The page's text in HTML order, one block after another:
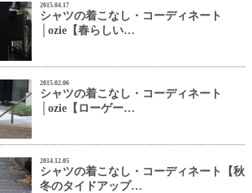
2015.04.17
シャツの着こなし・コーディネート
│ozie【春らしい…
2015.02.06
シャツの着こなし・コーディネート
│ozie【ローゲー…
2014.12.05
シャツの着こなし・コーディネート【秋
冬のタイドアップ…